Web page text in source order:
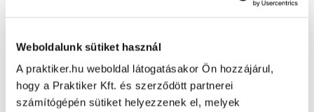
Weboldalunk sütiket használ
A praktiker.hu weboldal látogatásakor Ön hozzájárul,
hogy a Praktiker Kft. és szerződött partnerei
számítógépén sütiket helyezzenek el, melyek
Oldal újratöltése